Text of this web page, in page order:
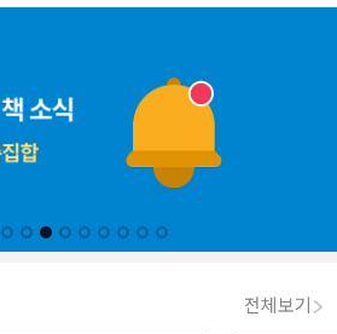
전체보기